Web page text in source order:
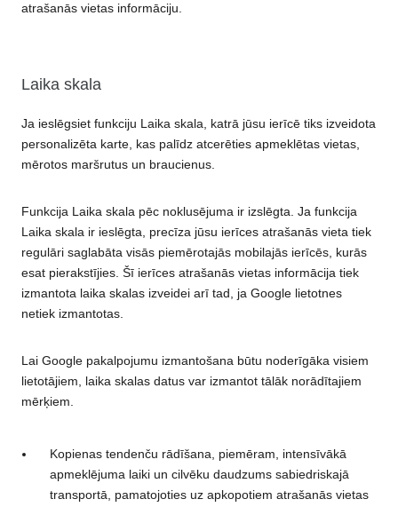
atrašanās vietas informāciju.
Laika skala
Ja ieslēgsiet funkciju Laika skala, katrā jūsu ierīcē tiks izveidota
personalizēta karte, kas palīdz atcerēties apmeklētas vietas,
mērotos maršrutus un braucienus.
Funkcija Laika skala pēc noklusējuma ir izslēgta. Ja funkcija
Laika skala ir ieslēgta, precīza jūsu ierīces atrašanās vieta tiek
regulāri saglabāta visās piemērotajās mobilajās ierīcēs, kurās
esat pierakstījies. Šī ierīces atrašanās vietas informācija tiek
izmantota laika skalas izveidei arī tad, ja Google lietotnes
netiek izmantotas.
Lai Google pakalpojumu izmantošana būtu noderīgāka visiem
lietotājiem, laika skalas datus var izmantot tālāk norādītajiem
mērķiem.
Kopienas tendenču rādīšana, piemēram, intensīvākā
apmeklējuma laiki un cilvēku daudzums sabiedriskajā
transportā, pamatojoties uz apkopotiem atrašanās vietas